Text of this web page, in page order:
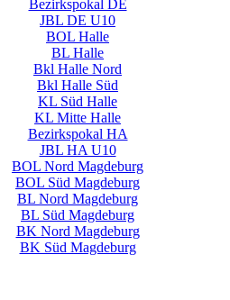
Bezirkspokal DE
JBL DE U10
BOL Halle
BL Halle
Bkl Halle Nord
Bkl Halle Süd
KL Süd Halle
KL Mitte Halle
Bezirkspokal HA
JBL HA U10
BOL Nord Magdeburg
BOL Süd Magdeburg
BL Nord Magdeburg
BL Süd Magdeburg
BK Nord Magdeburg
BK Süd Magdeburg